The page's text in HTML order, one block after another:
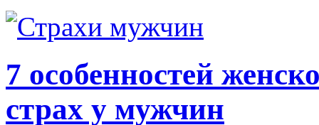
7 особенностей
страх у мужчин